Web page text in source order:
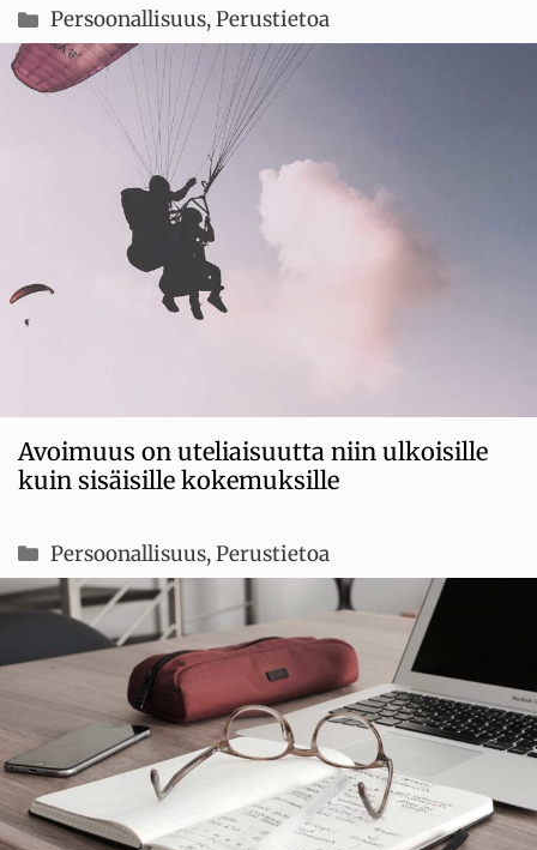
Kategoriat
Persoonallisuus,Perustietoa
Avoimuus on uteliaisuutta niin ulkoisille
kuin sisäisille kokemuksille
Kategoriat
Persoonallisuus,Perustietoa